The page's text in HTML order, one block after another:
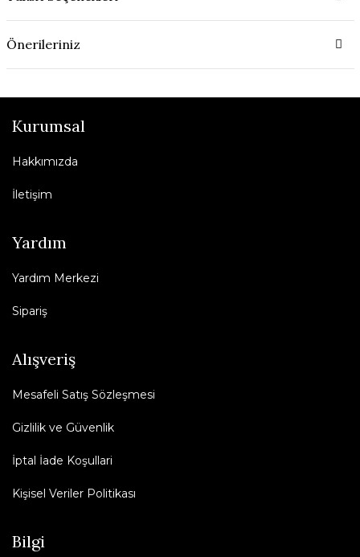
Önerileriniz
Kurumsal
Hakkımızda
İletişim
Yardım
Yardım Merkezi
Sipariş
Alışveriş
Mesafeli Satış Sözleşmesi
Gizlilik ve Güvenlik
İptal İade Koşullari
Kişisel Veriler Politikası
Bilgi